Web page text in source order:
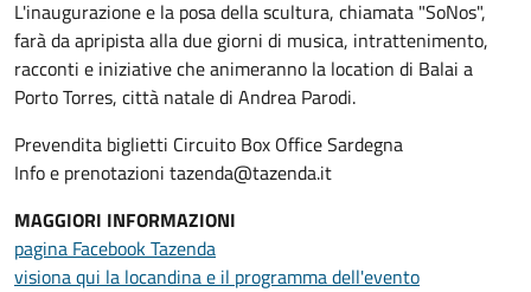
L'inaugurazione e la posa della scultura, chiamata "SoNos",
farà da apripista alla due giorni di musica, intrattenimento,
racconti e iniziative che animeranno la location di Balai a
Porto Torres, città natale di Andrea Parodi.
Prevendita biglietti Circuito Box Office Sardegna
Info e prenotazioni tazenda@tazenda.it
MAGGIORI INFORMAZIONI
pagina Facebook Tazenda
visiona qui la locandina e il programma dell'evento